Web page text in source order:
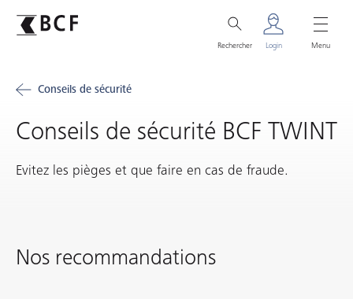
Rechercher Login Menu
Conseils de sécurité
Conseils de sécurité BCF TWINT
Evitez les pièges et que faire en cas de fraude.
Nos recommandations